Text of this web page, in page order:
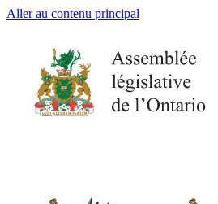
Aller au contenu principal